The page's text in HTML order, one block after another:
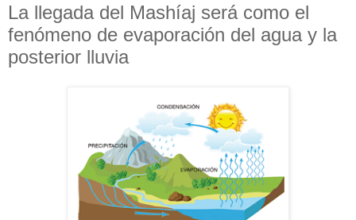
La llegada del Mashíaj será como el
fenómeno de evaporación del agua y la
posterior lluvia